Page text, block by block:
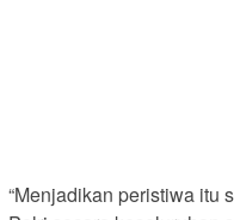
“Menjadikan peristiwa itu